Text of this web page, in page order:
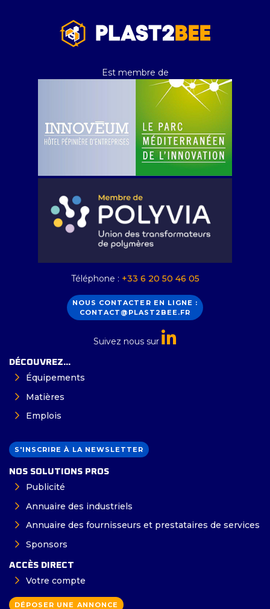
Est membre de
Téléphone : +33 6 20 50 46 05
NOUS CONTACTER EN LIGNE :
CONTACT@PLAST2BEE.FR
Suivez nous sur
DÉCOUVREZ...
Équipements
Matières
Emplois
S'INSCRIRE À LA NEWSLETTER
NOS SOLUTIONS PROS
Publicité
Annuaire des industriels
Annuaire des fournisseurs et prestataires de services
Sponsors
ACCÈS DIRECT
Votre compte
DÉPOSER UNE ANNONCE